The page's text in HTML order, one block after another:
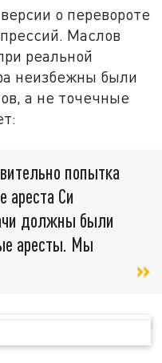
о перевороте
Маслов
реальной
неизбежны были
а не точечные
попытка
ареста Си
должны были
аресты. Мы